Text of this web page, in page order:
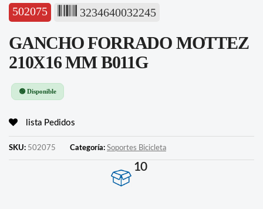
502075 3234640032245
GANCHO FORRADO MOTTEZ
210X16 MM B011G
🟢 Disponible
lista Pedidos
SKU: 502075 Categoría: Soportes Bicicleta
10